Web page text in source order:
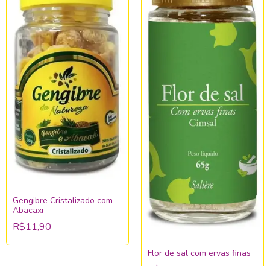
Gengibre Cristalizado com
Abacaxi
R$11,90
Flor de sal com ervas finas